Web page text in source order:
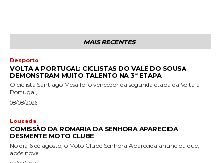
MAIS RECENTES
Desporto
VOLTA A PORTUGAL: CICLISTAS DO VALE DO SOUSA
DEMONSTRAM MUITO TALENTO NA 3ª ETAPA
O ciclista Santiago Mesa foi o vencedor da segunda etapa da Volta a
Portugal,...
08/08/2026
Lousada
COMISSÃO DA ROMARIA DA SENHORA APARECIDA
DESMENTE MOTO CLUBE
No dia 6 de agosto, o Moto Clube Senhora Aparecida anunciou que,
após nove...